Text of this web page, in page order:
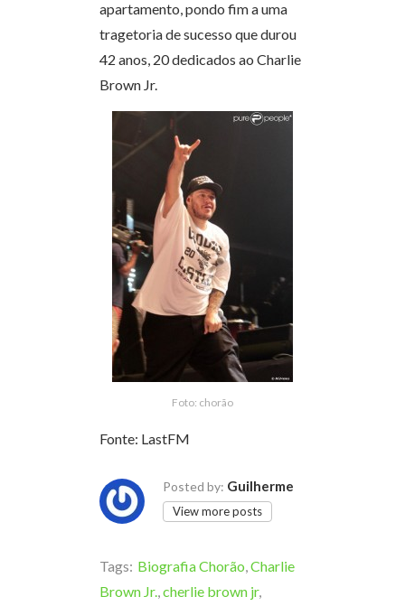
apartamento, pondo fim a uma
tragetoria de sucesso que durou
42 anos, 20 dedicados ao Charlie
Brown Jr.
Foto: chorão
Fonte: LastFM
Posted by: Guilherme
View more posts
Tags: Biografia Chorão Charlie
Brown Jr. cherlie brown jr,